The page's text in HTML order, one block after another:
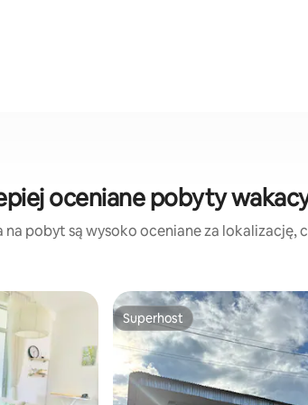
oceniane pobyty
na pobyt są wysoko oceniane za lokalizację,
Superhost
Superhost